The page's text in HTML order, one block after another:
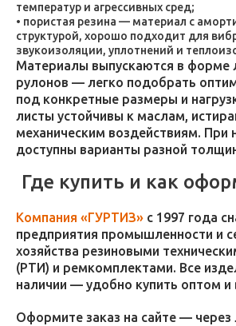
температур и агрессивных сред;
пористая резина — материал с
структурой, хорошо подходит для
звукоизоляции, уплотнений и
Материалы выпускаются в форме
рулонов — легко подобрать
под конкретные размеры и
листы устойчивы к маслам,
механическим воздействиям. При
доступны варианты разной
Где купить и как
Компания «ГУРТИЗ» с 1997 года
предприятия промышленности и
хозяйства резиновыми
(РТИ) и ремкомплектами. Все
наличии — удобно купить оптом и
Оформите заказ на сайте — через